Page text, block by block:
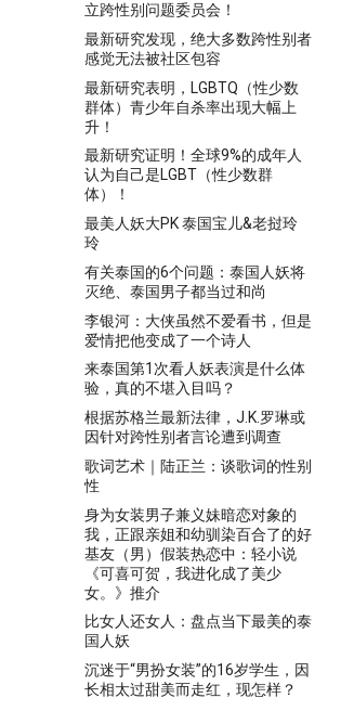
立跨性别问题委员会！
最新研究发现，绝大多数跨性别者
感觉无法被社区包容
最新研究表明，LGBTQ（性少数
群体）青少年自杀率出现大幅上
升！
最新研究证明！全球9%的成年人
认为自己是LGBT（性少数群
体）！
最美人妖大PK 泰国宝儿&老挝玲
玲
有关泰国的6个问题：泰国人妖将
灭绝、泰国男子都当过和尚
李银河：大侠虽然不爱看书，但是
爱情把他变成了一个诗人
来泰国第1次看人妖表演是什么体
验，真的不堪入目吗？
根据苏格兰最新法律，J.K.罗琳或
因针对跨性别者言论遭到调查
歌词艺术｜陆正兰：谈歌词的性别
性
身为女装男子兼义妹暗恋对象的
我，正跟亲姐和幼驯染百合了的好
基友（男）假装热恋中：轻小说
《可喜可贺，我进化成了美少
女。》推介
比女人还女人：盘点当下最美的泰
国人妖
沉迷于“男扮女装”的16岁学生，因
长相太过甜美而走红，现怎样？